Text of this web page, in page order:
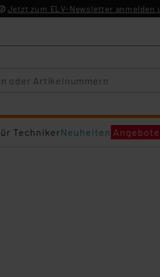
Jetzt zum ELV-Newsletter anmelden
TechnikerNeuheiten Angebote